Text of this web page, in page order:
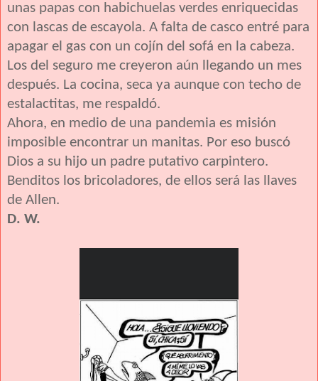
unas papas con habichuelas verdes enriquecidas
con lascas de escayola. A falta de casco entré para
apagar el gas con un cojín del sofá en la cabeza.
Los del seguro me creyeron aún llegando un mes
después. La cocina, seca ya aunque con techo de
estalactitas, me respaldó.
Ahora, en medio de una pandemia es misión
imposible encontrar un manitas. Por eso buscó
Dios a su hijo un padre putativo carpintero.
Benditos los bricoladores, de ellos será las llaves
de Allen.
D. W.